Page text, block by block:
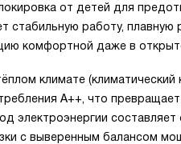
от детей для
работу, плавную
комфортной даже в
климате (климатический
A++, что
электроэнергии
с выверенным балансом